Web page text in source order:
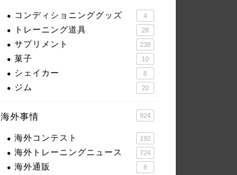
コンディショニンググッズ 4
トレーニング道具 28
サプリメント 238
菓子 10
シェイカー 8
ジム 20
海外事情 924
海外コンテスト 192
海外トレーニングニュース 724
海外通販 8